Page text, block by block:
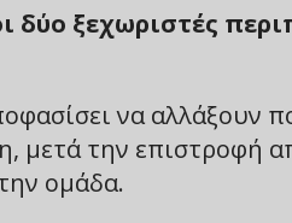
ξεχωριστές
να αλλάξουν
μετά την επιστροφή
ομάδα.